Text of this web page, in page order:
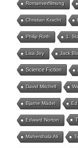
Romanverfilmung
Christian Kracht
Philip Roth 1.
Lisa Joy Jack
Science Fiction
David Mitchell
Bjarne Mädel
Edward Norton
Mahershala Ali